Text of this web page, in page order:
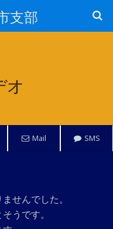
支部
オ
Mail SMS
せんでした。
うです。